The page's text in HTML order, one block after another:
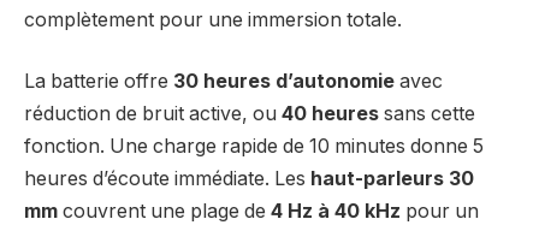
complètement pour une immersion totale.
La batterie offre 30 heures d’autonomie avec
réduction de bruit active, ou 40 heures sans cette
fonction. Une charge rapide de 10 minutes donne 5
heures d’écoute immédiate. Les haut-parleurs 30
mm couvrent une plage de 4 Hz à 40 kHz pour un